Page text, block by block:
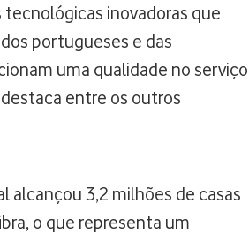
inovadoras que
portugueses e das
uma qualidade no serviço
entre os outros
alcançou 3,2 milhões de casas
o que representa um